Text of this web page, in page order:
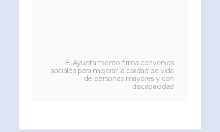
El Ayuntamiento firma convenios
sociales para mejorar la calidad de vida
de personas mayores y con
discapacidad